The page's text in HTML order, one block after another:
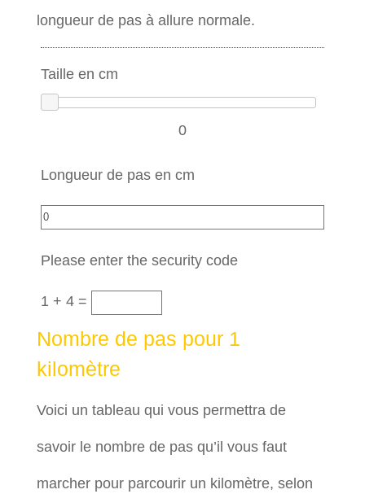
longueur de pas à allure normale.
Taille en cm
0
Longueur de pas en cm
Please enter the security code
1 + 4 =
Nombre de pas pour 1
kilomètre
Voici un tableau qui vous permettra de
savoir le nombre de pas qu’il vous faut
marcher pour parcourir un kilomètre, selon